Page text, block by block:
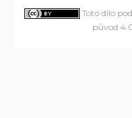
Toto dílo
původ